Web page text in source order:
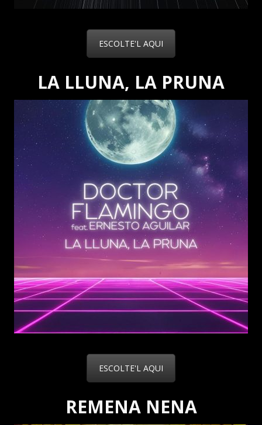
ESCOLTE'L AQUI
LA LLUNA, LA PRUNA
ESCOLTE'L AQUI
REMENA NENA